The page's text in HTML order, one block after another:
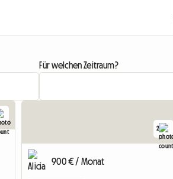
Für welchen Zeitraum?
2
900 € / Monat